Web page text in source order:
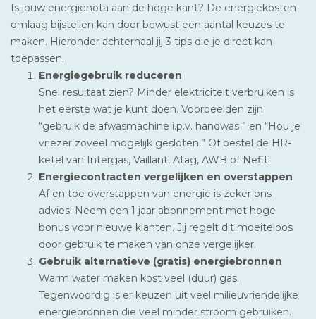
Is jouw energienota aan de hoge kant? De energiekosten
omlaag bijstellen kan door bewust een aantal keuzes te
maken. Hieronder achterhaal jij 3 tips die je direct kan
toepassen.
Energiegebruik reduceren
Snel resultaat zien? Minder elektriciteit verbruiken is
het eerste wat je kunt doen. Voorbeelden zijn
“gebruik de afwasmachine i.p.v. handwas ” en “Hou je
vriezer zoveel mogelijk gesloten.” Of bestel de HR-
ketel van Intergas, Vaillant, Atag, AWB of Nefit.
Energiecontracten vergelijken en overstappen
Af en toe overstappen van energie is zeker ons
advies! Neem een 1 jaar abonnement met hoge
bonus voor nieuwe klanten. Jij regelt dit moeiteloos
door gebruik te maken van onze vergelijker.
Gebruik alternatieve (gratis) energiebronnen
Warm water maken kost veel (duur) gas.
Tegenwoordig is er keuzen uit veel milieuvriendelijke
energiebronnen die veel minder stroom gebruiken.